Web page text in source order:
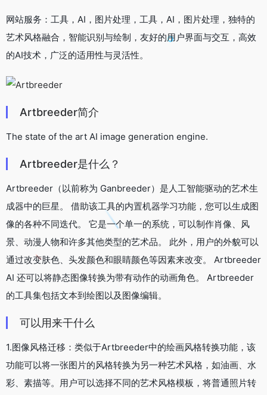
网站服务：工具，AI，图片处理，工具，AI，图片处理，独特的
艺术风格融合，智能识别与绘制，友好的用户界面与交互，高效
的AI技术，广泛的适用性与灵活性。
Artbreeder简介
The state of the art AI image generation engine.
Artbreeder是什么？
Artbreeder（以前称为 Ganbreeder）是人工智能驱动的艺术生
成器中的巨星。 借助该工具的内置机器学习功能，您可以生成图
像的各种不同迭代。 它是一个单一的系统，可以制作肖像、风
景、动漫人物和许多其他类型的艺术品。 此外，用户的外貌可以
通过改变肤色、头发颜色和眼睛颜色等因素来改变。 Artbreeder
AI 还可以将静态图像转换为带有动作的动画角色。 Artbreeder
的工具集包括文本到绘图以及图像编辑。
可以用来干什么
1.图像风格迁移：类似于Artbreeder中的绘画风格转换功能，该
功能可以将一张图片的风格转换为另一种艺术风格，如油画、水
彩、素描等。用户可以选择不同的艺术风格模板，将普通照片转